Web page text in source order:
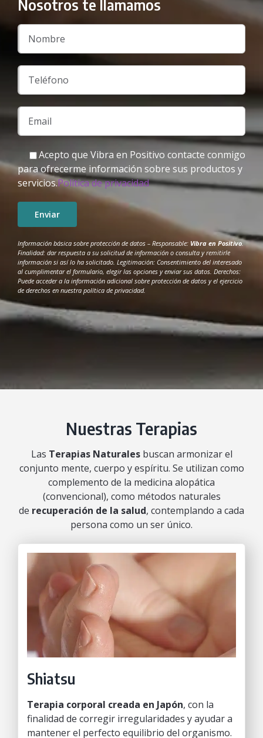
Nosotros te llamamos
Acepto que Vibra en Positivo contacte conmigo
para ofrecerme información sobre sus productos y
servicios.Política de privacidad
Información básica sobre protección de datos – Responsable: Vibra en Positivo.
Finalidad: dar respuesta a su solicitud de información o consulta y remitirle
información si así lo ha solicitado. Legitimación: Consentimiento del interesado
al cumplimentar el formulario, elegir las opciones y enviar sus datos. Derechos:
Puede acceder a la información adicional sobre protección de datos y el ejercicio
de derechos en nuestra política de privacidad.
Nuestras Terapias
Las Terapias Naturalesbuscan armonizar el
conjunto mente, cuerpo y espíritu. Se utilizan como
complemento de la medicina alopática
(convencional), como métodos naturales
de recuperación de la salud, contemplando a cada
persona como un ser único.
Shiatsu
Terapia corporal creada en Japón, con la
finalidad de corregir irregularidades y ayudar a
mantener el perfecto equilibrio del organismo.